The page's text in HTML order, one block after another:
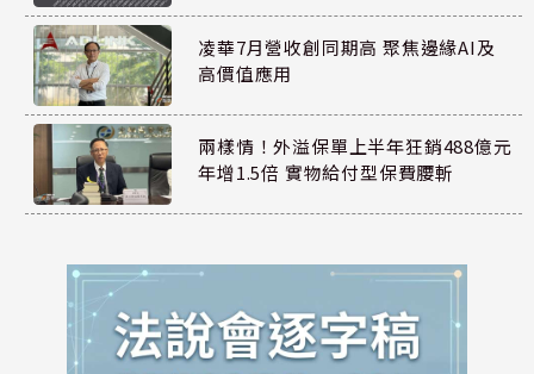
凌華7月營收創同期高 聚焦邊緣AI及
高價值應用
兩樣情！外溢保單上半年狂銷488億元
年增1.5倍 實物給付型保費腰斬